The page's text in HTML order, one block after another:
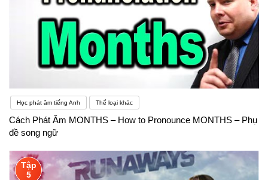
Học phát âm tiếng Anh Thể loại khác
Cách Phát Âm MONTHS – How to Pronounce MONTHS – Phụ
đề song ngữ
Tập
5